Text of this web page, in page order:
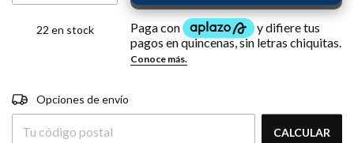
22 en stock
Entregas para el CP:
Opciones de envío
CALCULAR